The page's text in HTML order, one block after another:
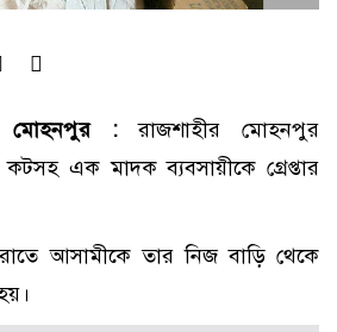
মোহনপুর :রাজশাহীর মোহনপুর
এক মাদক ব্যবসায়ীকে গ্রেপ্তার
আসামীকে তার নিজ বাড়ি থেকে